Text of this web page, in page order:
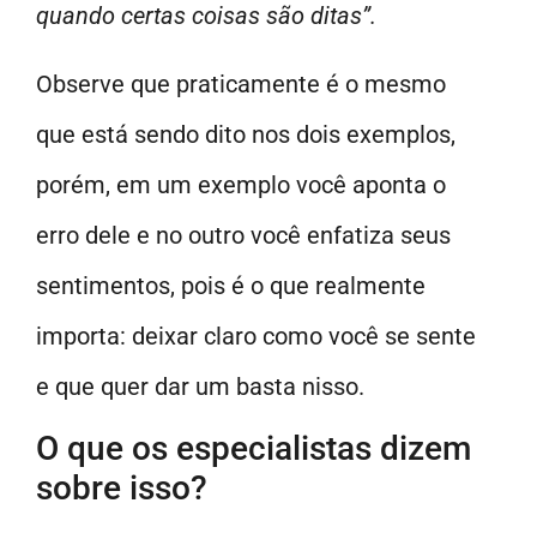
quando certas coisas são ditas”.
Observe que praticamente é o mesmo
que está sendo dito nos dois exemplos,
porém, em um exemplo você aponta o
erro dele e no outro você enfatiza seus
sentimentos, pois é o que realmente
importa: deixar claro como você se sente
e que quer dar um basta nisso.
O que os especialistas dizem
sobre isso?